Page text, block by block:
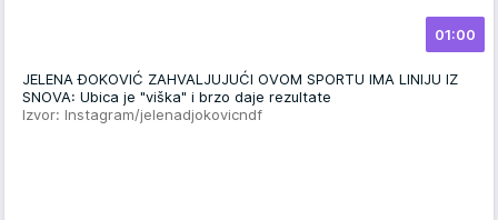
01:00
JELENA ĐOKOVIĆ ZAHVALJUJUĆI OVOM SPORTU IMA LINIJU IZ
SNOVA: Ubica je "viška" i brzo daje rezultate
Izvor: Instagram/jelenadjokovicndf